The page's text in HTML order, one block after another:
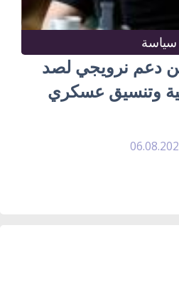
سياسة
دعم نرويجي لصد
وتنسيق عسكري